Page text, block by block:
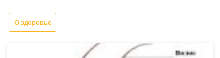
О здоровье